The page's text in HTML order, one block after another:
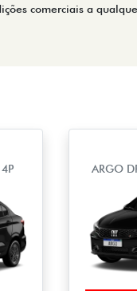
comerciais a
ARGO